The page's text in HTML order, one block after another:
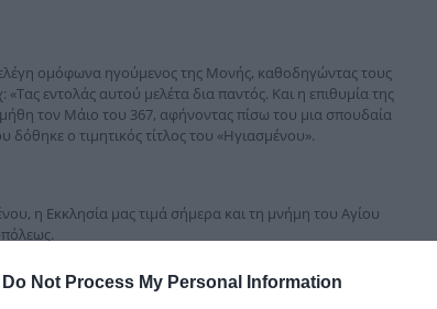
Do Not Process My Personal Information
ομόφωνα ηγούμενος της Μονής, καθοδηγώντας τους
εντολάς αυτού μελέτα δια παντός. Και η επιθυμία της
τον Μάιο του 367, αφήνοντας πίσω του μια σπουδαία
ο τιμητικός τίτλος του «Ηγιασμένου».
η Εκκλησία μας τιμά σήμερα και τη μνήμη του Αγίου
σήμερα είναι: